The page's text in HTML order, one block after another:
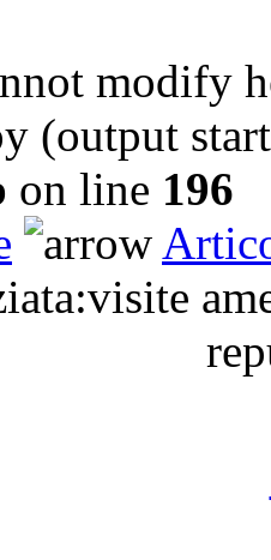
modify
(output
on line 196